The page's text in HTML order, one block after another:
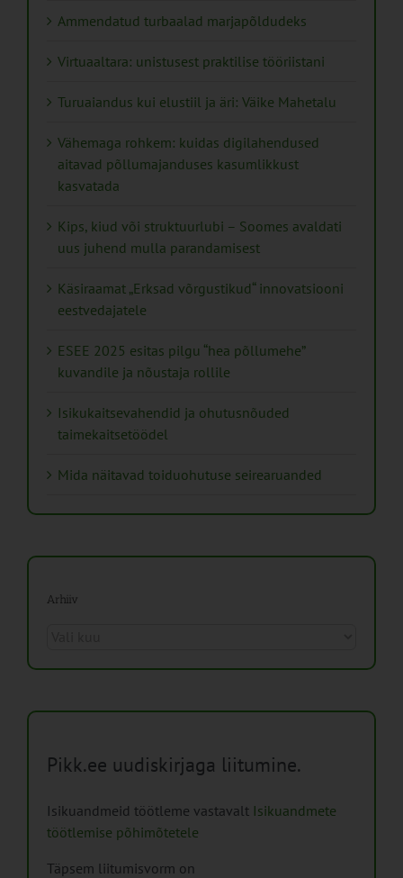
Ammendatud turbaalad marjapõldudeks
Virtuaaltara: unistusest praktilise tööriistani
Turuaiandus kui elustiil ja äri: Väike Mahetalu
Vähemaga rohkem: kuidas digilahendused
aitavad põllumajanduses kasumlikkust
kasvatada
Kips, kiud või struktuurlubi – Soomes avaldati
uus juhend mulla parandamisest
Käsiraamat „Erksad võrgustikud“ innovatsiooni
eestvedajatele
ESEE 2025 esitas pilgu “hea põllumehe”
kuvandile ja nõustaja rollile
Isikukaitsevahendid ja ohutusnõuded
taimekaitsetöödel
Mida näitavad toiduohutuse seirearuanded
Arhiiv
Pikk.ee uudiskirjaga liitumine.
Isikuandmeid töötleme vastavalt Isikuandmete
töötlemise põhimõtetele
Täpsem liitumisvorm on